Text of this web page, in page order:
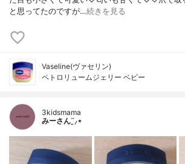
と思ってたのですが…続きを見る
Vaseline(ヴァセリン)
ペトロリュームジェリー ベビー
3kidsmama
みーさん¨̮⸝⋆